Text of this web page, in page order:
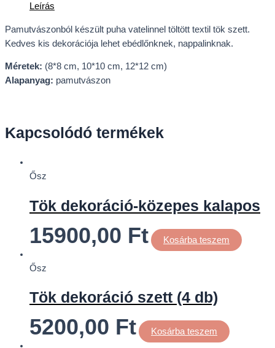
Leírás
Pamutvászonból készült puha vatelinnel töltött textil tök szett.
Kedves kis dekorációja lehet ebédlőnknek, nappalinknak.
Méretek: (8*8 cm, 10*10 cm, 12*12 cm)
Alapanyag: pamutvászon
Kapcsolódó termékek
Ősz
Tök dekoráció-közepes kalapos
15900,00 Ft Kosárba teszem
Ősz
Tök dekoráció szett (4 db)
5200,00 Ft Kosárba teszem